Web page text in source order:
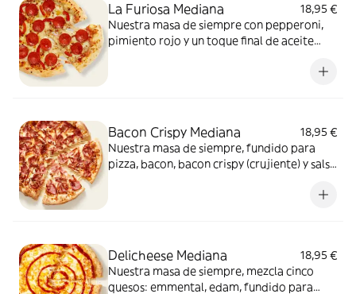
La Furiosa Mediana
18,95 €
Nuestra masa de siempre con pepperoni,
pimiento rojo y un toque final de aceite
Bacon Crispy Mediana
18,95 €
Nuestra masa de siempre, fundido para
pizza, bacon, bacon crispy (crujiente) y salsa
Delicheese Mediana
18,95 €
Nuestra masa de siempre, mezcla cinco
quesos: emmental, edam, fundido para